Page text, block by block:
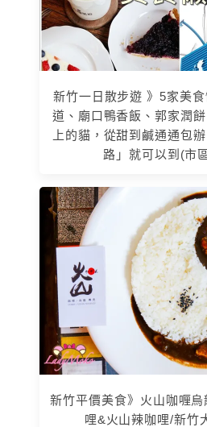
新竹一日散步遊 》5家美
道、廟口鴨香飯、郭家潤
上的貓，從甜到鹹通通包
路」就可以到(市
新竹平價美食》火山咖喱
哩&火山辣咖哩/新竹